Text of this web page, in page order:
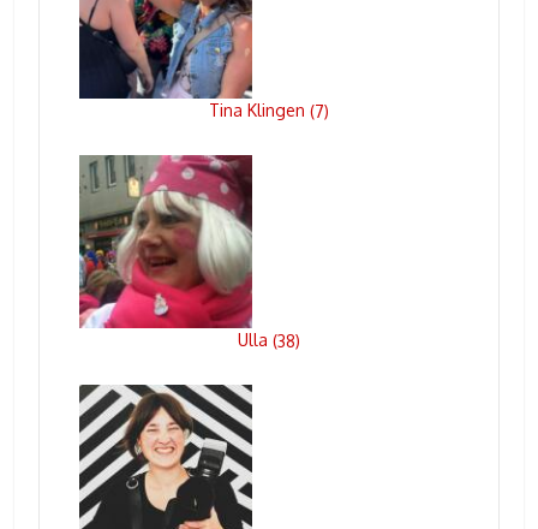
Tina Klingen (7)
Ulla (38)